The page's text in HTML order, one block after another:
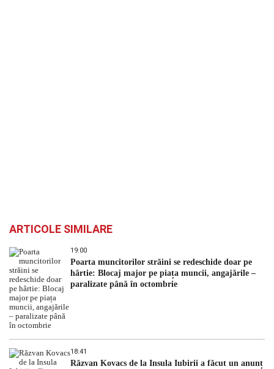
ARTICOLE SIMILARE
19:00
Poarta muncitorilor străini se redeschide doar pe
hârtie: Blocaj major pe piața muncii, angajările –
paralizate până în octombrie
18:41
Răzvan Kovacs de la Insula Iubirii a făcut un anunț